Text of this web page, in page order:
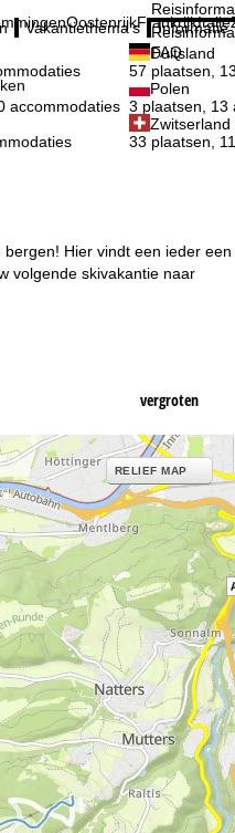
OostenrijkFrankrijkItalië
Duitsland
57 plaatsen,
accommodaties
Polen
3 plaatsen, 13
Zwitserland
33 plaatsen,
Vakantiethema's Informatie
FAQ
Hier vindt een ieder een
volgende skivakantie naar
vergroten
RELIEF MAP